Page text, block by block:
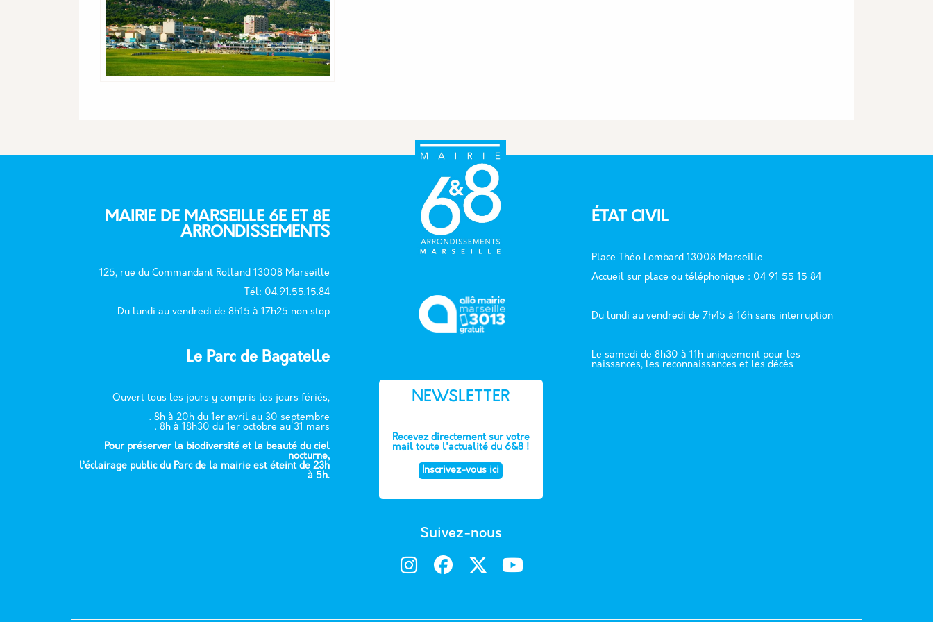
MAIRIE DE MARSEILLE 6E ET 8E
ARRONDISSEMENTS
125, rue du Commandant Rolland 13008 Marseille
Tél: 04.91.55.15.84
Du lundi au vendredi de 8h15 à 17h25 non stop
Le Parc de Bagatelle
Ouvert tous les jours y compris les jours fériés,
. 8h à 20h du 1er avril au 30 septembre
. 8h à 18h30 du 1er octobre au 31 mars
Pour préserver la biodiversité et la beauté du ciel
nocturne,
l’éclairage public du Parc de la mairie est éteint de 23h
à 5h.
NEWSLETTER
Recevez directement sur votre
mail toute l'actualité du 6&8 !
Inscrivez-vous ici
Suivez-nous
ÉTAT CIVIL
Place Théo Lombard 13008 Marseille
Accueil sur place ou téléphonique : 04 91 55 15 84
Du lundi au vendredi de 7h45 à 16h sans interruption
Le samedi de 8h30 à 11h uniquement pour les
naissances, les reconnaissances et les décès